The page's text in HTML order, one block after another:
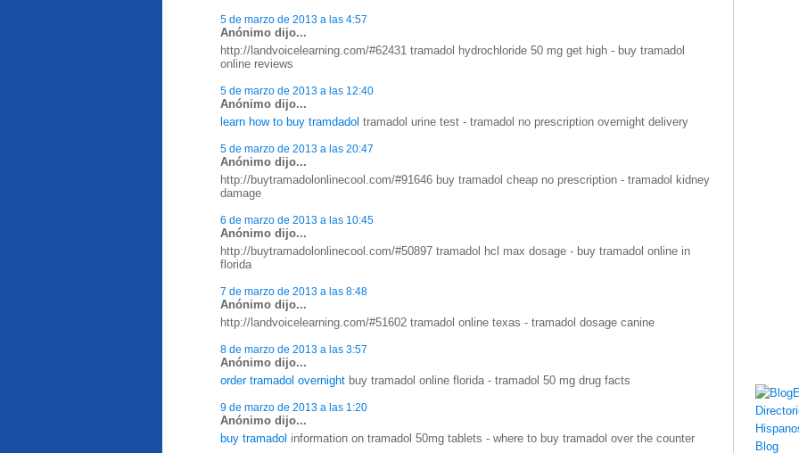
5 de marzo de 2013 a las 4:57
Anónimo dijo...
http://landvoicelearning.com/#62431 tramadol hydrochloride 50 mg get high - buy tramadol
online reviews
5 de marzo de 2013 a las 12:40
Anónimo dijo...
learn how to buy tramdadol tramadol urine test - tramadol no prescription overnight delivery
5 de marzo de 2013 a las 20:47
Anónimo dijo...
http://buytramadolonlinecool.com/#91646 buy tramadol cheap no prescription - tramadol kidney
damage
6 de marzo de 2013 a las 10:45
Anónimo dijo...
http://buytramadolonlinecool.com/#50897 tramadol hcl max dosage - buy tramadol online in
florida
7 de marzo de 2013 a las 8:48
Anónimo dijo...
http://landvoicelearning.com/#51602 tramadol online texas - tramadol dosage canine
8 de marzo de 2013 a las 3:57
Anónimo dijo...
order tramadol overnight buy tramadol online florida - tramadol 50 mg drug facts
9 de marzo de 2013 a las 1:20
Anónimo dijo...
buy tramadol information on tramadol 50mg tablets - where to buy tramadol over the counter